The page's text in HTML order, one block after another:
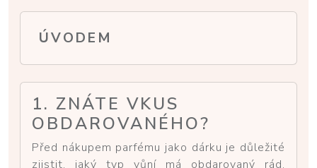
ÚVODEM
1. ZNÁTE VKUS
OBDAROVANÉHO?
Před nákupem parfému jako dárku je důležité
zjistit, jaký typ vůní má obdarovaný rád.